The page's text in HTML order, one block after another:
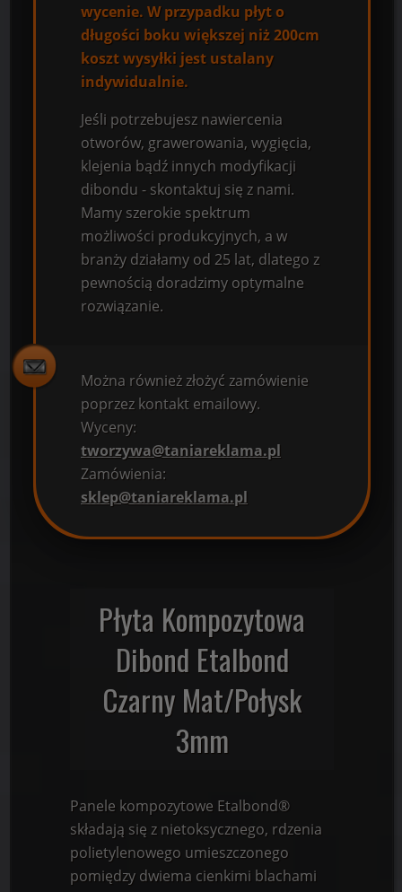
wycenie. W przypadku płyt o
długości boku większej niż 200cm
koszt wysyłki jest ustalany
indywidualnie.
Jeśli potrzebujesz nawiercenia
otworów, grawerowania, wygięcia,
klejenia bądź innych modyfikacji
dibondu - skontaktuj się z nami.
Mamy szerokie spektrum
możliwości produkcyjnych, a w
branży działamy od 25 lat, dlatego z
pewnością doradzimy optymalne
rozwiązanie.
Można również złożyć zamówienie
poprzez kontakt emailowy.
Wyceny:
tworzywa@taniareklama.pl
Zamówienia:
sklep@taniareklama.pl
Płyta Kompozytowa
Dibond Etalbond
Czarny Mat/Połysk
3mm
Panele kompozytowe Etalbond®
składają się z nietoksycznego, rdzenia
polietylenowego umieszczonego
pomiędzy dwiema cienkimi blachami